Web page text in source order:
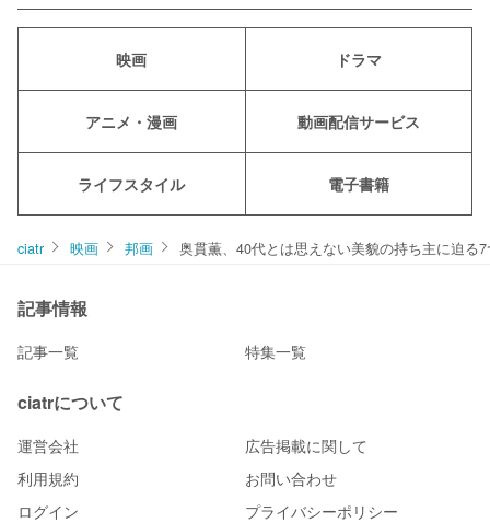
映画 ドラマ
アニメ・漫画 動画配信サービス
ライフスタイル 電子書籍
ciatr 映画 邦画 奥貫薫、40代とは思えない美貌の持ち主に迫る
記事情報
記事一覧 特集一覧
ciatrについて
運営会社
広告掲載に関して
利用規約
お問い合わせ
ログイン
プライバシーポリシー